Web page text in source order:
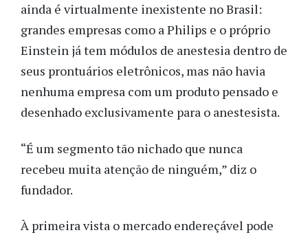
ainda é virtualmente inexistente no Brasil:
grandes empresas como a Philips e o próprio
Einstein já tem módulos de anestesia dentro de
seus prontuários eletrônicos, mas não havia
nenhuma empresa com um produto pensado e
desenhado exclusivamente para o anestesista.
“É um segmento tão nichado que nunca
recebeu muita atenção de ninguém,” diz o
fundador.
À primeira vista o mercado endereçável pode